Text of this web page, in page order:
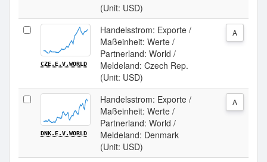
(Unit: USD)
CZE.E.V.WORLD
Handelsstrom: Exporte /
Maßeinheit: Werte /
Partnerland: World /
Meldeland: Czech Rep.
(Unit: USD)
A
DNK.E.V.WORLD
Handelsstrom: Exporte /
Maßeinheit: Werte /
Partnerland: World /
Meldeland: Denmark
(Unit: USD)
A